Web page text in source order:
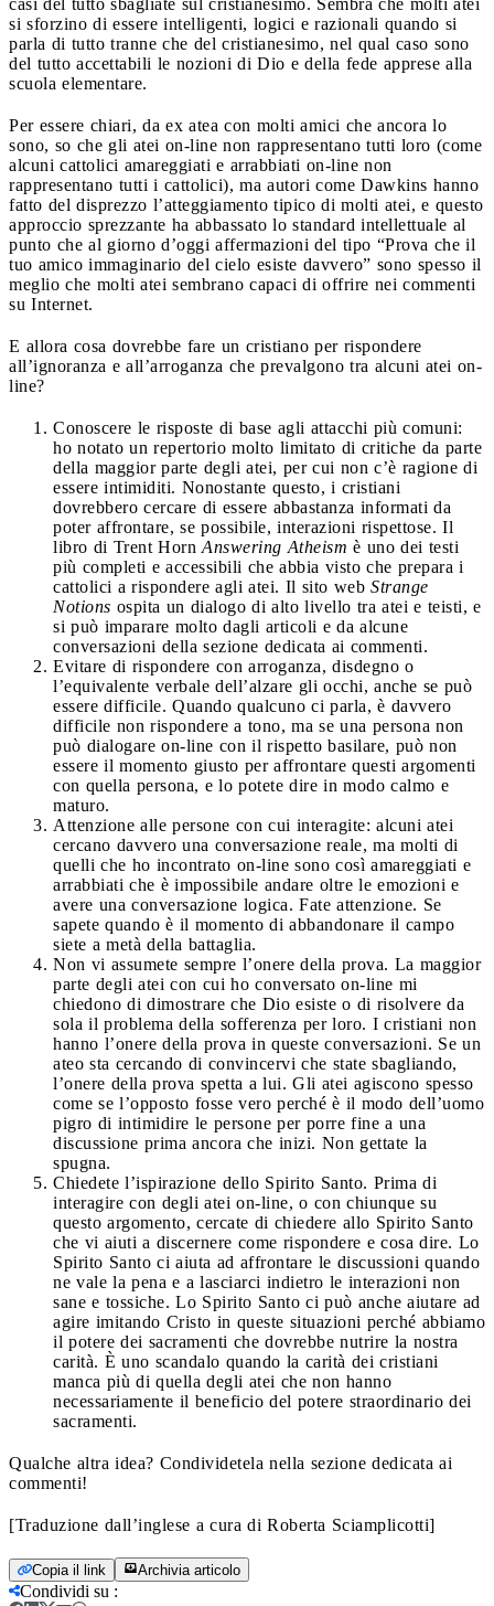
si sforzino di essere intelligenti, logici e razionali quando si
parla di tutto tranne che del cristianesimo, nel qual caso sono
del tutto accettabili le nozioni di Dio e della fede apprese alla
scuola elementare.
Per essere chiari, da ex atea con molti amici che ancora lo
sono, so che gli atei on-line non rappresentano tutti loro (come
alcuni cattolici amareggiati e arrabbiati on-line non
rappresentano tutti i cattolici), ma autori come Dawkins hanno
fatto del disprezzo l’atteggiamento tipico di molti atei, e questo
approccio sprezzante ha abbassato lo standard intellettuale al
punto che al giorno d’oggi affermazioni del tipo “Prova che il
tuo amico immaginario del cielo esiste davvero” sono spesso il
meglio che molti atei sembrano capaci di offrire nei commenti
su Internet.
E allora cosa dovrebbe fare un cristiano per rispondere
all’ignoranza e all’arroganza che prevalgono tra alcuni atei on-
line?
Conoscere le risposte di base agli attacchi più comuni:
ho notato un repertorio molto limitato di critiche da parte
della maggior parte degli atei, per cui non c’è ragione di
essere intimiditi. Nonostante questo, i cristiani
dovrebbero cercare di essere abbastanza informati da
poter affrontare, se possibile, interazioni rispettose. Il
libro di Trent Horn Answering Atheism è uno dei testi
più completi e accessibili che abbia visto che prepara i
cattolici a rispondere agli atei. Il sito web Strange
Notions ospita un dialogo di alto livello tra atei e teisti, e
si può imparare molto dagli articoli e da alcune
conversazioni della sezione dedicata ai commenti.
Evitare di rispondere con arroganza, disdegno o
l’equivalente verbale dell’alzare gli occhi, anche se può
essere difficile. Quando qualcuno ci parla, è davvero
difficile non rispondere a tono, ma se una persona non
può dialogare on-line con il rispetto basilare, può non
essere il momento giusto per affrontare questi argomenti
con quella persona, e lo potete dire in modo calmo e
maturo.
Attenzione alle persone con cui interagite: alcuni atei
cercano davvero una conversazione reale, ma molti di
quelli che ho incontrato on-line sono così amareggiati e
arrabbiati che è impossibile andare oltre le emozioni e
avere una conversazione logica. Fate attenzione. Se
sapete quando è il momento di abbandonare il campo
siete a metà della battaglia.
Non vi assumete sempre l’onere della prova. La maggior
parte degli atei con cui ho conversato on-line mi
chiedono di dimostrare che Dio esiste o di risolvere da
sola il problema della sofferenza per loro. I cristiani non
hanno l’onere della prova in queste conversazioni. Se un
ateo sta cercando di convincervi che state sbagliando,
l’onere della prova spetta a lui. Gli atei agiscono spesso
come se l’opposto fosse vero perché è il modo dell’uomo
pigro di intimidire le persone per porre fine a una
discussione prima ancora che inizi. Non gettate la
spugna.
Chiedete l’ispirazione dello Spirito Santo. Prima di
interagire con degli atei on-line, o con chiunque su
questo argomento, cercate di chiedere allo Spirito Santo
che vi aiuti a discernere come rispondere e cosa dire. Lo
Spirito Santo ci aiuta ad affrontare le discussioni quando
ne vale la pena e a lasciarci indietro le interazioni non
sane e tossiche. Lo Spirito Santo ci può anche aiutare ad
agire imitando Cristo in queste situazioni perché abbiamo
il potere dei sacramenti che dovrebbe nutrire la nostra
carità. È uno scandalo quando la carità dei cristiani
manca più di quella degli atei che non hanno
necessariamente il beneficio del potere straordinario dei
sacramenti.
Qualche altra idea? Condividetela nella sezione dedicata ai
commenti!
[Traduzione dall’inglese a cura di Roberta Sciamplicotti]
Copia il link Archivia articolo
Condividi su :